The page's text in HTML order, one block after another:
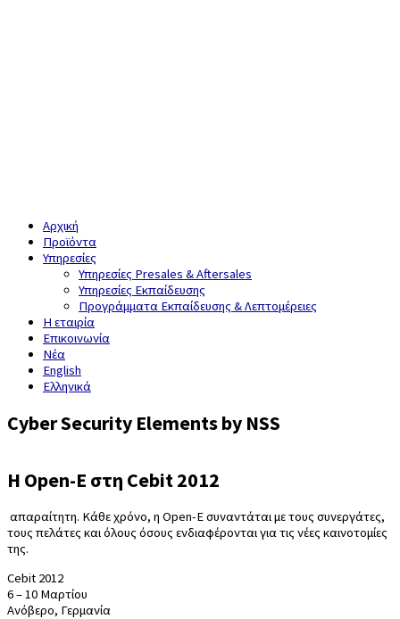
Αρχική
Προϊόντα
Υπηρεσίες
Υπηρεσίες Presales & Aftersales
Υπηρεσίες Εκπαίδευσης
Προγράμματα Εκπαίδευσης & Λεπτομέρειες
Η εταιρία
Επικοινωνία
Νέα
English
Ελληνικά
Cyber Security Elements by NSS
Η Open-E στη Cebit 2012
απαραίτητη. Κάθε χρόνο, η Open-E συναντάται με τους συνεργάτες,
τους πελάτες και όλους όσους ενδιαφέρονται για τις νέες καινοτομίες
της.
Cebit 2012
6 – 10 Μαρτίου
Ανόβερο, Γερμανία